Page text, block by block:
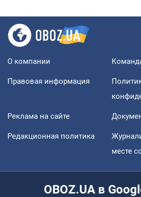
О компании
Правовая информация
Реклама на сайте
Редакционная политика
месте
OBOZ.UA в